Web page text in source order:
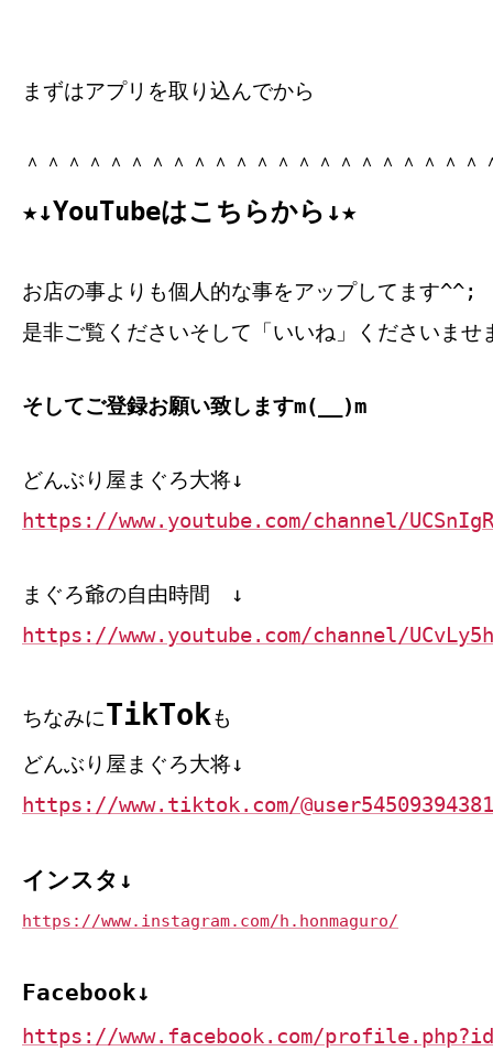
まずはアプリを取り込んでから
＾＾＾＾＾＾＾＾＾＾＾＾＾＾＾＾＾＾＾＾＾
★↓YouTubeはこちらから↓★
お店の事よりも個人的な事をアップしてます^^;
是非ご覧くださいそして「いいね」くださいませ
そしてご登録お願い致しますm(__)m
どんぶり屋まぐろ大将↓
https://www.youtube.com/channel/
まぐろ爺の自由時間 ↓
https://www.youtube.com/channel/
ちなみにTikTokも
どんぶり屋まぐろ大将↓
https://www.tiktok.com/
インスタ↓
https://www.instagram.com/h.honmaguro/
Facebook↓
https://www.facebook.com/